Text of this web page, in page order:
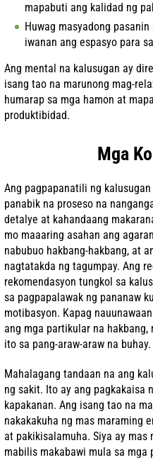
mapabuti ang kalidad ng
Huwag masyadong
iwanan ang espasyo para
Ang mental na kalusugan ay
isang tao na marunong mag-
humarap sa mga hamon at
produktibidad.
Mga
Ang pagpapanatili ng
panabik na proseso na
detalye at kahandaang
mo maaaring asahan ang
nabubuo hakbang-hakbang, at
nagtatakda ng tagumpay. Ang
rekomendasyon tungkol sa
sa pagpapalawak ng pananaw
motibasyon. Kapag
ang mga partikular na
ito sa pang-araw-araw na buhay.
Mahalagang tandaan na ang
ng sakit. Ito ay ang pagkakaisa
kapakanan. Ang isang tao na
nakakakuha ng mas maraming
at pakikisalamuha. Siya ay
mabilis makabawi mula sa mga